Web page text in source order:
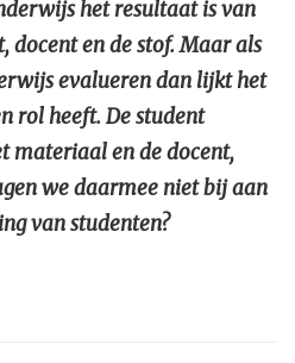
het resultaat is van
docent en de stof. Maar als
evalueren dan lijkt het
rol heeft. De student
materiaal en de docent,
we daarmee niet bij aan
van studenten?